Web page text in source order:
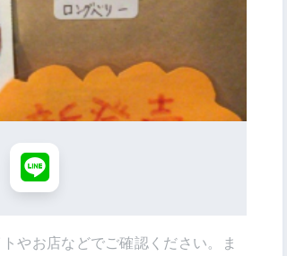
やお店などでご確認ください。ま